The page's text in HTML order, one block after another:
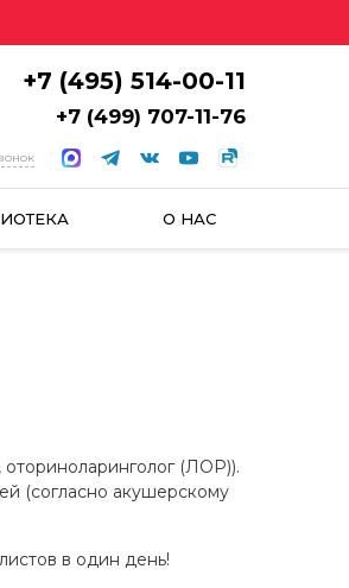
+7 (495) 514-00-11
+7 (499) 707-11-76
О НАС
(ЛОР)).
(согласно акушерскому
в один день!